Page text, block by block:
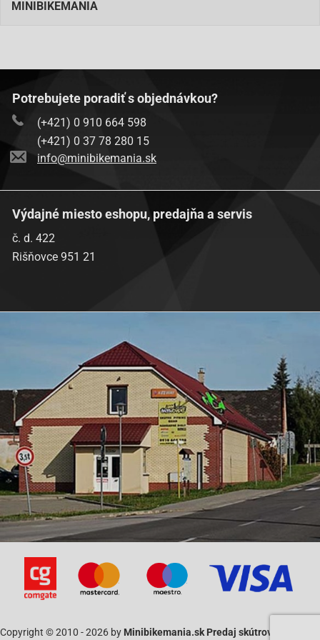
MINIBIKEMANIA
Potrebujete poradiť s objednávkou?
(+421) 0 910 664 598
(+421) 0 37 78 280 15
info@minibikemania.sk
Výdajné miesto eshopu, predajňa a servis
č. d. 422
Rišňovce 951 21
Copyright © 2010 - 2026 by Minibikemania.sk Predaj skútrov SYM a